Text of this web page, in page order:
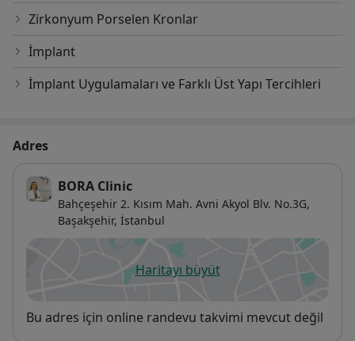
Zirkonyum Porselen Kronlar
İmplant
İmplant Uygulamaları ve Farklı Üst Yapı Tercihleri
Adres
BORA Clinic
Bahçeşehir 2. Kısım Mah. Avni Akyol Blv. No.3G,
Başakşehir, İstanbul
Haritayı büyütyeni bir sekmede açılır
Uygunluk
Bu adres için online randevu takvimi mevcut değil